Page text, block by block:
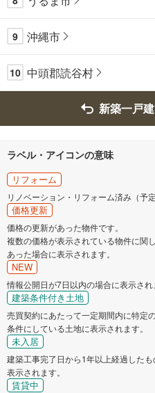
9 沖縄市
10 中頭郡読谷村
新築一戸
ラベル・アイコンの意味
リフォーム
リノベーション・リフォーム済み（予
価格更新
価格の更新があった物件です。
複数の価格が表示されている物件に関
あった場合に表示されます。
NEW
情報公開日が7日以内の場合に表示され
建築条件付き土地
売買契約にあたって一定期間内に特定
条件にしている土地に表示されます。
未入居
建築工事完了日から1年以上経過した
表示されます。
賃貸中